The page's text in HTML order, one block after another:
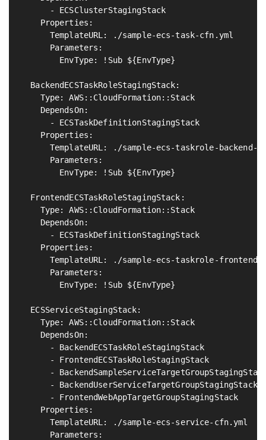
      - ECSClusterStagingStack
    Properties:
      TemplateURL: ./sample-ecs-task-cfn.yml
      Parameters:
        EnvType: !Sub ${EnvType}
BackendECSTaskRoleStagingStack:
    Type: AWS::CloudFormation::Stack
    DependsOn:
      - ECSTaskDefinitionStagingStack
    Properties:
TemplateURL: ./sample-ecs-taskrole-backend-
      Parameters:
        EnvType: !Sub ${EnvType}
FrontendECSTaskRoleStagingStack:
    Type: AWS::CloudFormation::Stack
    DependsOn:
      - ECSTaskDefinitionStagingStack
    Properties:
TemplateURL: ./sample-ecs-taskrole-frontend-
      Parameters:
        EnvType: !Sub ${EnvType}
ECSServiceStagingStack:
    Type: AWS::CloudFormation::Stack
    DependsOn:
      - BackendECSTaskRoleStagingStack
      - FrontendECSTaskRoleStagingStack
-
      - BackendUserServiceTargetGroupStagingStack
      - FrontendWebAppTargetGroupStagingStack
    Properties:
      TemplateURL: ./sample-ecs-service-cfn.yml
      Parameters: